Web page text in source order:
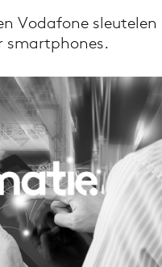
via de Adformatie
Vodafone sleutelen
smartphones.